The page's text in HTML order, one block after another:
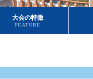
大会の特徴
FEATURE